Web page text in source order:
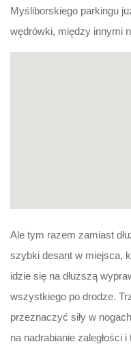
Myśliborskiego parkingu
wędrówki, między innymi
Ale tym razem zamiast
szybki desant w miejsca,
idzie się na dłuższą
wszystkiego po drodze.
przeznaczyć siły w
na nadrabianie zaległości